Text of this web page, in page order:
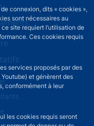
connexion, dits « cookies »,
sont nécessaires au
site requiert l’utilisation de
Ces cookies requis
services proposés par des
et génèrent des
conformément à leur
les cookies requis seront